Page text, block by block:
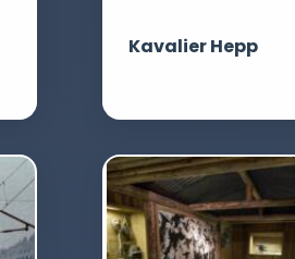
Kavalier Hepp